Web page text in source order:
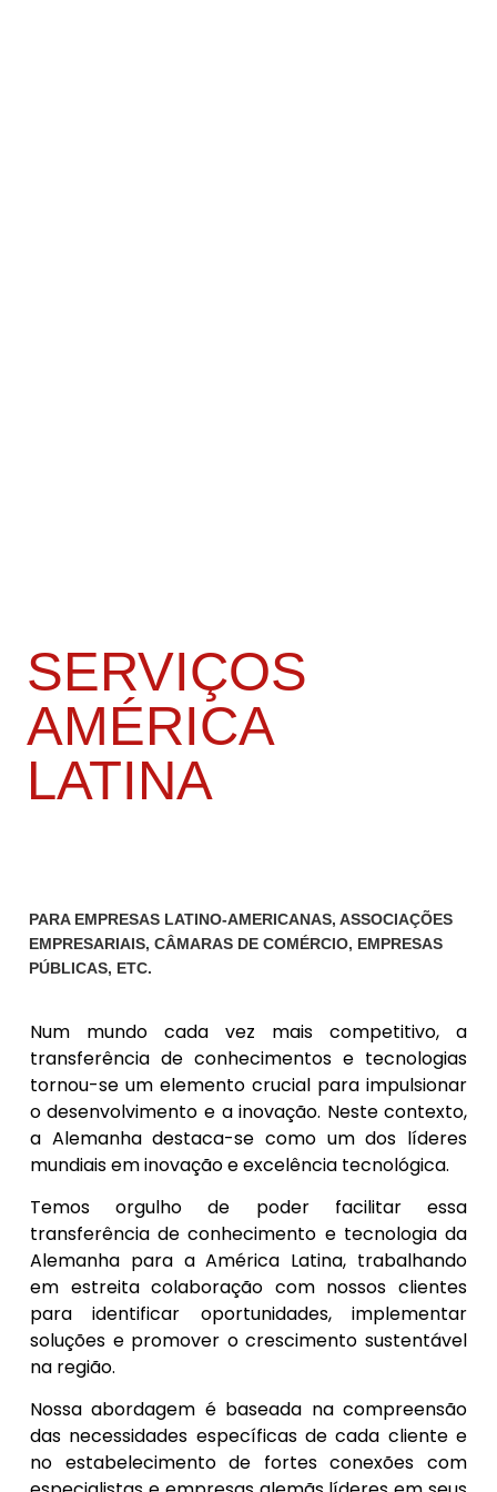
SERVIÇOS
AMÉRICA
LATINA
PARA EMPRESAS LATINO-AMERICANAS, ASSOCIAÇÕES
EMPRESARIAIS, CÂMARAS DE COMÉRCIO, EMPRESAS
PÚBLICAS, ETC.
Num mundo cada vez mais competitivo, a
transferência de conhecimentos e tecnologias
tornou-se um elemento crucial para impulsionar
o desenvolvimento e a inovação. Neste contexto,
a Alemanha destaca-se como um dos líderes
mundiais em inovação e excelência tecnológica.
Temos orgulho de poder facilitar essa
transferência de conhecimento e tecnologia da
Alemanha para a América Latina, trabalhando
em estreita colaboração com nossos clientes
para identificar oportunidades, implementar
soluções e promover o crescimento sustentável
na região.
Nossa abordagem é baseada na compreensão
das necessidades específicas de cada cliente e
no estabelecimento de fortes conexões com